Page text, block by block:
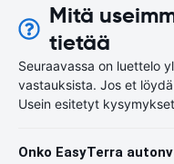
Mitä
tietää
Seuraavassa on luettelo
vastauksista. Jos et
Usein esitetyt
Onko EasyTerra